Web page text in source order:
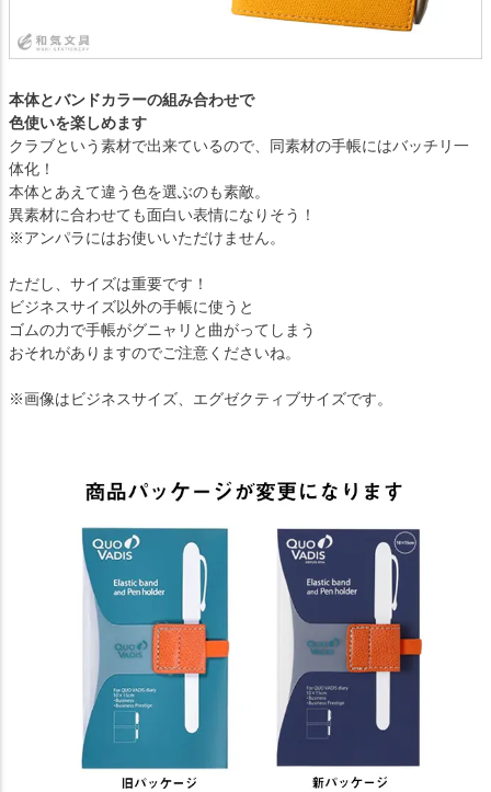
本体とバンドカラーの組み合わせで
色使いを楽しめます
クラブという素材で出来ているので、同素材の手帳にはバッチリ一
体化！
本体とあえて違う色を選ぶのも素敵。
異素材に合わせても面白い表情になりそう！
※アンパラにはお使いいただけません。
ただし、サイズは重要です！
ビジネスサイズ以外の手帳に使うと
ゴムの力で手帳がグニャリと曲がってしまう
おそれがありますのでご注意くださいね。
※画像はビジネスサイズ、エグゼクティブサイズです。